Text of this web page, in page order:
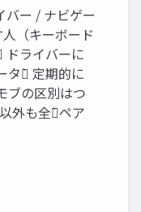
バー / ナビゲー
（キーボード
ドライバーに
ター̀ 定期的に
ブの区別はつ
外も全部̀ペア